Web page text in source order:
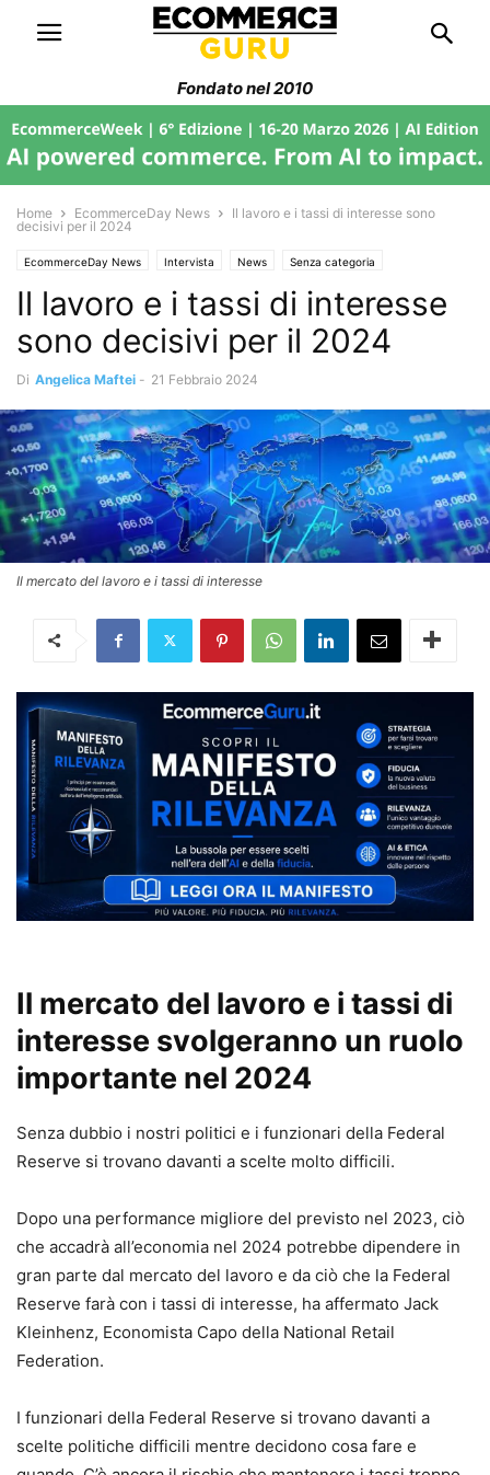
Fondato nel 2010
Home EcommerceDay News
Il lavoro e i tassi di interesse sono
decisivi per il 2024
EcommerceDay News Intervista News Senza categoria
Trend di Mercato
Il lavoro e i tassi di interesse
sono decisivi per il 2024
Di Angelica Maftei - 21 Febbraio 2024
Il mercato del lavoro e i tassi di interesse
Il mercato del lavoro e i tassi di
interesse svolgeranno un ruolo
importante nel 2024
Senza dubbio i nostri politici e i funzionari della Federal
Reserve si trovano davanti a scelte molto difficili.
Dopo una performance migliore del previsto nel 2023, ciò
che accadrà all’economia nel 2024 potrebbe dipendere in
gran parte dal mercato del lavoro e da ciò che la Federal
Reserve farà con i tassi di interesse, ha affermato Jack
Kleinhenz, Economista Capo della National Retail
Federation.
I funzionari della Federal Reserve si trovano davanti a
scelte politiche difficili mentre decidono cosa fare e